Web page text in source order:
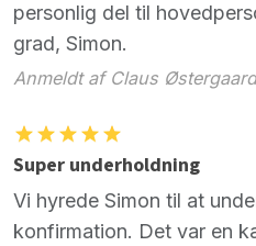
personlig del til
grad, Simon.
Anmeldt af Claus
Super underholdning
Vi hyrede Simon til at
konfirmation. Det var en